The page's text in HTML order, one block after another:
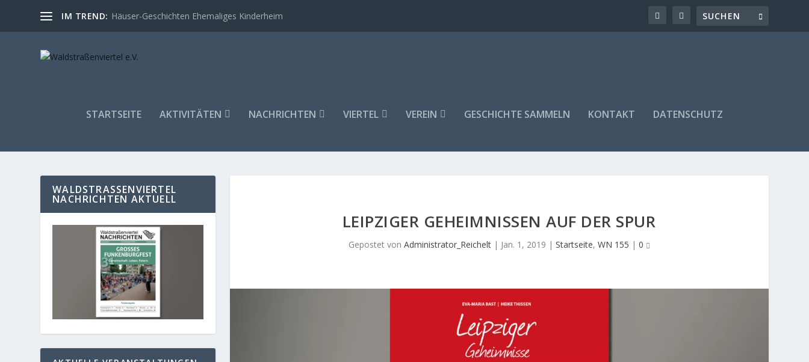
IM TREND: Häuser-Geschichten Ehemaliges Kinderheim
STARTSEITE AKTIVITÄTEN NACHRICHTEN VIERTEL VEREIN GESCHICHTE SAMMELN KONTAKT DATENSCHUTZ
LEIPZIGER GEHEIMNISSEN AUF DER SPUR
Gepostet von Administrator_Reichelt| Jan. 1, 2019 | Startseite, WN 155 | 0
WALDSTRASSENVIERTEL N
ACHRICHTEN AKTUELL